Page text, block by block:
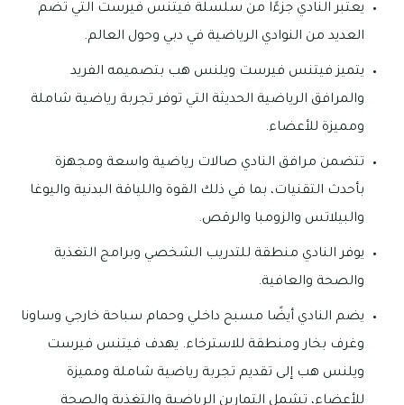
يعتبر النادي جزءًا من سلسلة فيتنس فيرست التي تضم
العديد من النوادي الرياضية في دبي وحول العالم.
يتميز فيتنس فيرست ويلنس هب بتصميمه الفريد
والمرافق الرياضية الحديثة التي توفر تجربة رياضية شاملة
ومميزة للأعضاء.
تتضمن مرافق النادي صالات رياضية واسعة ومجهزة
بأحدث التقنيات، بما في ذلك القوة واللياقة البدنية واليوغا
والبيلاتس والزومبا والرقص.
يوفر النادي منطقة للتدريب الشخصي وبرامج التغذية
والصحة والعافية.
يضم النادي أيضًا مسبح داخلي وحمام سباحة خارجي وساونا
وغرف بخار ومنطقة للاسترخاء. يهدف فيتنس فيرست
ويلنس هب إلى تقديم تجربة رياضية شاملة ومميزة
للأعضاء، تشمل التمارين الرياضية والتغذية والصحة